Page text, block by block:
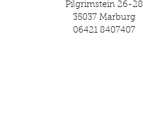
Pilgrimstein 26-28
35037 Marburg
06421 8407407